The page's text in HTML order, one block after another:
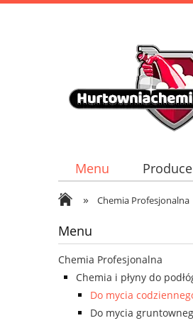
Menu
» Chemia Profesjonalna
Menu
Chemia Profesjonalna
Chemia i płyny do
Do mycia
Do mycia